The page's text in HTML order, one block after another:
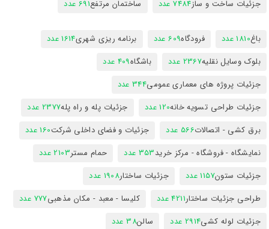
جزئیات ساخت و ساز7484 عدد ساختمان مرتفع691 عدد
باغ1810 عدد فرودگاه609 عدد برنامه ریزی شهری1614 عدد
بلوک وسایل نقلیه2367 عدد باشگاه409 عدد
جزئیات پروژه های معماری عمومی344 عدد
جزئیات طراحی تسویه خانه120 عدد جزئیات پله و راه پله2377 عدد
برق کشی - اتصالات566 عدد جزئیات و فضای داخلی شرکت160 عدد
نمایشگاه - فروشگاه - مرکز خرید353 عدد حمام مستر2103 عدد
جزئیات ستون1157 عدد جزئیات ساختار1908 عدد
طراحی جزئیات ساختار4211 عدد کلیسا - معبد - مکان مذهبی777 عدد
جزئیات لوله کشی2914 عدد سالن38 عدد